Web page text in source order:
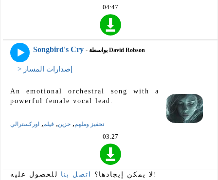
04:47
Songbird's Cry - بواسطة David Robson
> إصدارات المسار
An emotional orchestral song with a
powerful female vocal lead.
تحفيز وملهم , حزين, فيلم , اوركسترالي
03:27
لا يمكن إيجادها؟ اتصل بنا للحصول عليه!